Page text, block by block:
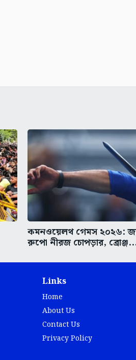
কমনওয়েলথ গেমস ২০২৬:
রুপো নীরজ চোপড়ার,
Links
Home
About Us
Contact Us
Privacy Policy